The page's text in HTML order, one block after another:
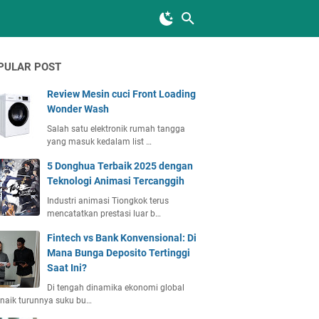
POST
Review Mesin cuci Front Loading
Wonder Wash
Salah satu elektronik rumah tangga
yang masuk kedalam list …
5 Donghua Terbaik 2025 dengan
Teknologi Animasi Tercanggih
Industri animasi Tiongkok terus
mencatatkan prestasi luar b…
Fintech vs Bank Konvensional: Di
Mana Bunga Deposito Tertinggi
Saat Ini?
Di tengah dinamika ekonomi global
turunnya suku bu…